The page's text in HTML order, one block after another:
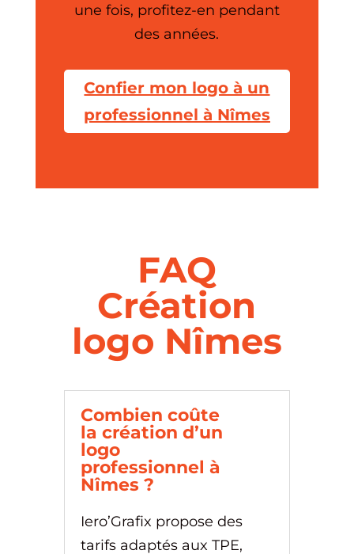
une fois, profitez-en pendant
des années.
Confier mon logo à un
professionnel à Nîmes
FAQ
Création
logo Nîmes
Combien coûte
la création d’un
logo
professionnel à
Nîmes ?
Iero’Grafix propose des
tarifs adaptés aux TPE,